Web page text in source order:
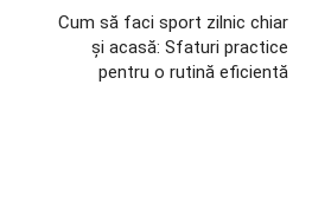
Cum să faci sport zilnic chiar
și acasă: Sfaturi practice
pentru o rutină eficientă